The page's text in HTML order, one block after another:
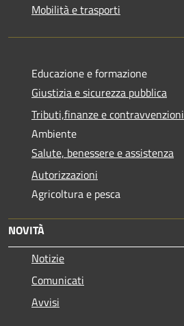
Mobilità e trasporti
Educazione e formazione
Giustizia e sicurezza pubblica
Tributi,finanze e contravvenzioni
Ambiente
Salute, benessere e assistenza
Autorizzazioni
Agricoltura e pesca
NOVITÀ
Notizie
Comunicati
Avvisi